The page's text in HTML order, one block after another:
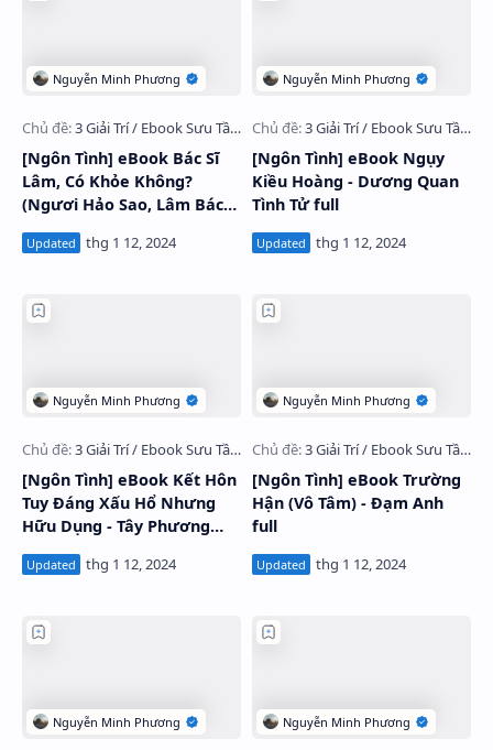
[Ngôn Tình] eBook Bác Sĩ
Lâm, Có Khỏe Không?
(Ngươi Hảo Sao, Lâm Bác
Sĩ?) - Đông Thời full
[Ngôn Tình] eBook Ngụy
Kiều Hoàng - Dương Quan
Tình Tử full
[Ngôn Tình] eBook Kết Hôn
Tuy Đáng Xấu Hổ Nhưng
Hữu Dụng - Tây Phương
Bất Bại full
[Ngôn Tình] eBook Trường
Hận (Vô Tâm) - Đạm Anh
full